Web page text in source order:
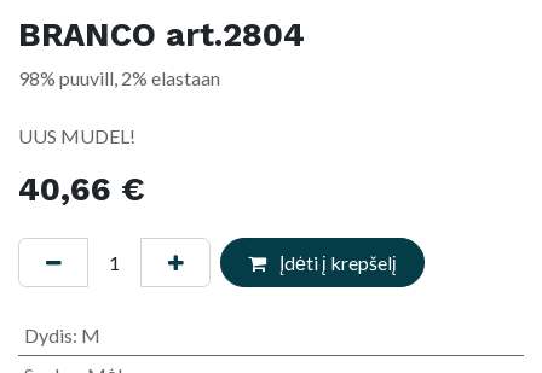
BRANCO art.2804
98% puuvill, 2% elastaan
UUS MUDEL!
40,66 €
Įdėti į krepšelį
Dydis: M